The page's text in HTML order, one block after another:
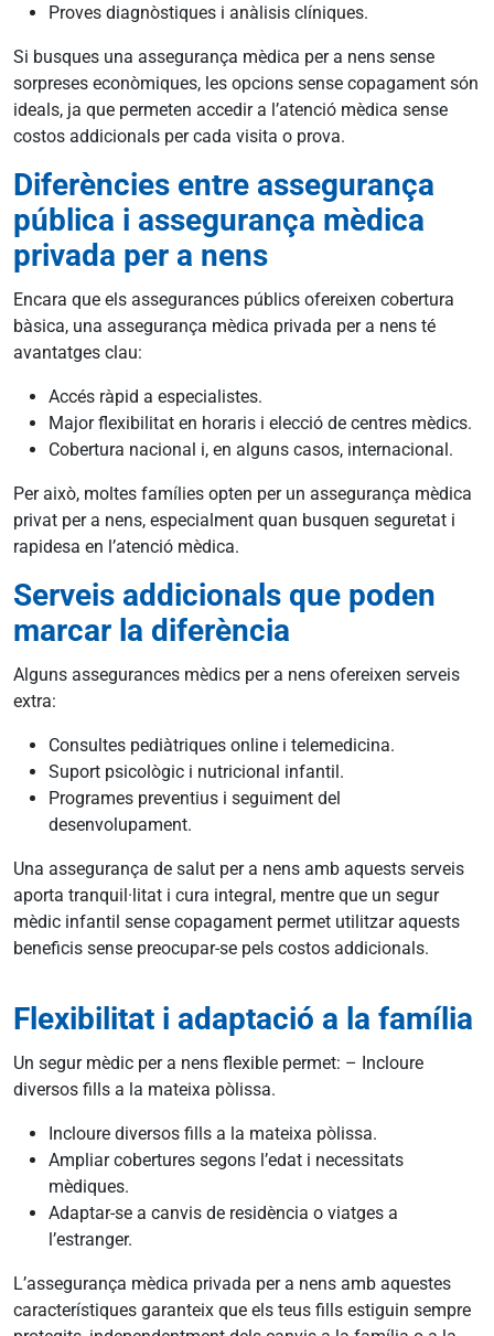
Proves diagnòstiques i anàlisis clíniques.
Si busques una assegurança mèdica per a nens sense
sorpreses econòmiques, les opcions sense copagament són
ideals, ja que permeten accedir a l’atenció mèdica sense
costos addicionals per cada visita o prova.
Diferències entre assegurança
pública i assegurança mèdica
privada per a nens
Encara que els assegurances públics ofereixen cobertura
bàsica, una assegurança mèdica privada per a nens té
avantatges clau:
Accés ràpid a especialistes.
Major flexibilitat en horaris i elecció de centres mèdics.
Cobertura nacional i, en alguns casos, internacional.
Per això, moltes famílies opten per un assegurança mèdica
privat per a nens, especialment quan busquen seguretat i
rapidesa en l’atenció mèdica.
Serveis addicionals que poden
marcar la diferència
Alguns assegurances mèdics per a nens ofereixen serveis
extra:
Consultes pediàtriques online i telemedicina.
Suport psicològic i nutricional infantil.
Programes preventius i seguiment del
desenvolupament.
Una assegurança de salut per a nens amb aquests serveis
aporta tranquil·litat i cura integral, mentre que un segur
mèdic infantil sense copagament permet utilitzar aquests
beneficis sense preocupar-se pels costos addicionals.
Flexibilitat i adaptació a la família
Un segur mèdic per a nens flexible permet: – Incloure
diversos fills a la mateixa pòlissa.
Incloure diversos fills a la mateixa pòlissa.
Ampliar cobertures segons l’edat i necessitats
mèdiques.
Adaptar-se a canvis de residència o viatges a
l’estranger.
L’assegurança mèdica privada per a nens amb aquestes
característiques garanteix que els teus fills estiguin sempre